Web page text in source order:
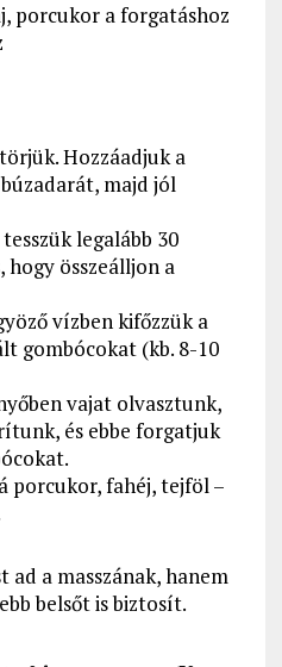
porcukor a forgatáshoz
Hozzáadjuk a
majd jól
legalább 30
hogy összeálljon a
vízben kifőzzük a
gombócokat (kb. 8-10
vajat olvasztunk,
és ebbe forgatjuk
porcukor, fahéj, tejföl –
a masszának, hanem
belsőt is biztosít.